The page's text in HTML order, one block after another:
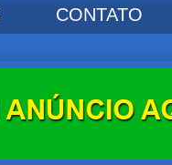
CONTATO